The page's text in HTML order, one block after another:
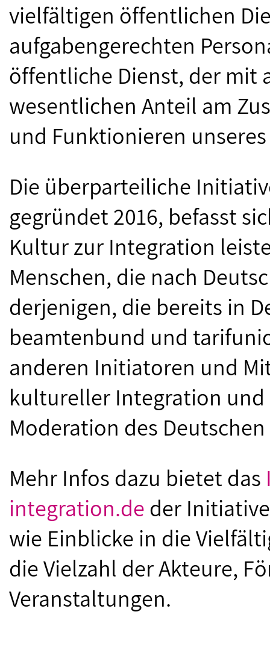
vielfältigen öffentlichen
aufgabengerechten
öffentliche Dienst, der mit
wesentlichen Anteil am
und Funktionieren
Die überparteiliche
gegründet 2016, befasst
Kultur zur Integration
Menschen, die nach
derjenigen, die bereits in
beamtenbund und
anderen Initiatoren und
kultureller Integration
Moderation des
Mehr Infos dazu bietet das
integration.de der
wie Einblicke in die
die Vielzahl der Akteure,
Veranstaltungen.